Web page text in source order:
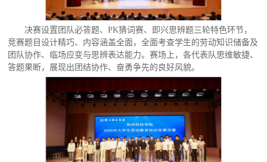
决赛设置团队必答题、PK猜词赛、即兴思辨题三轮特色环节，
竞赛题目设计精巧、内容涵盖全面，全面考查学生的劳动知识储备及
团队协作、临场应变与思辨表达能力。赛场上，各代表队思维敏捷、
答题果断，展现出团结协作、奋勇争先的良好风貌。